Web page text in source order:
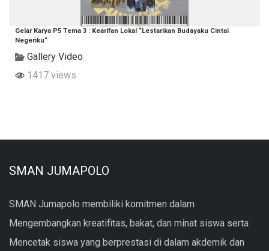
Gelar Karya P5 Tema 3 : Kearifan Lokal “Lestarikan Budayaku Cintai
Negeriku“
Gallery Video
1417 views
SMAN JUMAPOLO
SMAN Jumapolo membiliki komitmen dalam
Mengembangkan kreatifitas, bakat, dan minat siswa serta
Mencetak siswa yang berprestasi di dalam akdemik dan